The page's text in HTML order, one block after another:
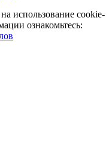
использование cookie-
ознакомьтесь: